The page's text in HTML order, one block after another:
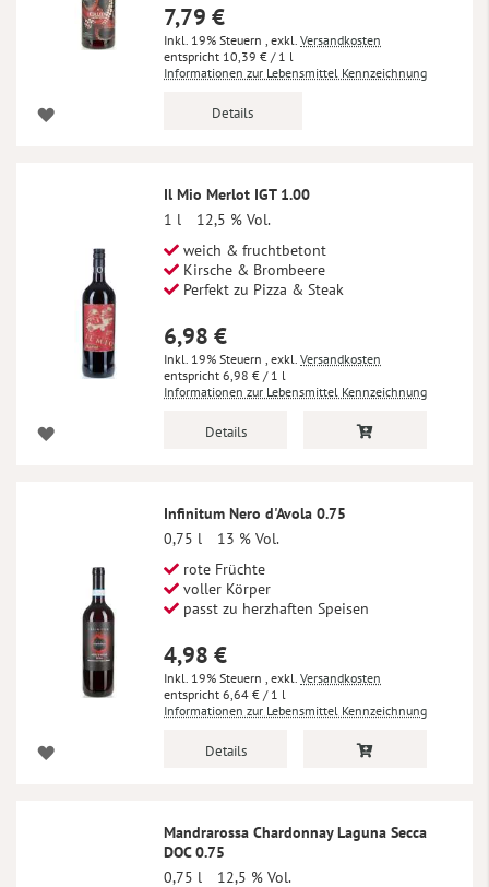
7,79 €
Inkl. 19% Steuern exkl. Versandkosten
10,39 € / 1 l
Informationen zur Lebensmittel Kennzeichnung
Details
Il Mio Merlot IGT 1.00
1 l
12,5 % Vol.
weich & fruchtbetont
Kirsche & Brombeere
Perfekt zu Pizza & Steak
6,98 €
Inkl. 19% Steuern exkl. Versandkosten
6,98 € / 1 l
Informationen zur Lebensmittel Kennzeichnung
Details
Infinitum Nero d'Avola 0.75
0,75 l
13 % Vol.
rote Früchte
voller Körper
passt zu herzhaften Speisen
4,98 €
Inkl. 19% Steuern exkl. Versandkosten
6,64 € / 1 l
Informationen zur Lebensmittel Kennzeichnung
Details
Mandrarossa Chardonnay Laguna Secca
DOC 0.75
0,75 l
12,5 % Vol.